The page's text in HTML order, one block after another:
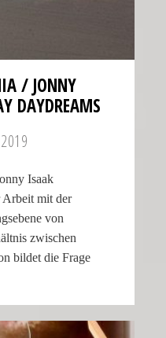
/ JONNY
DAYDREAMS
Isaak
Arbeit mit der
von
zwischen
bildet die Frage